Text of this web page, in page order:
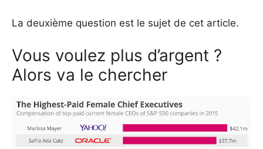
La deuxième question est le sujet de cet article.
Vous voulez plus d’argent ?
Alors va le chercher